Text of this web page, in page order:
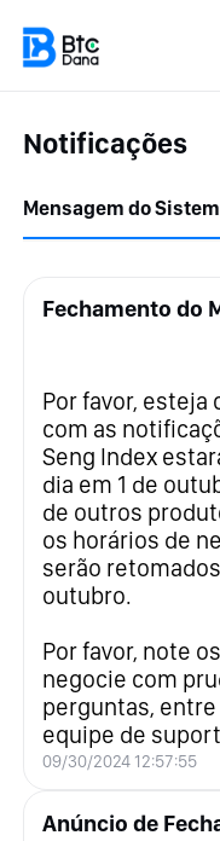
Notificações
Mensagem do
Por favor, esteja
com as
Seng Index
dia em 1 de
de outros
os horários de
serão
outubro.
Por favor, note
negocie com
perguntas,
equipe de
09/30/2024 12:57:55